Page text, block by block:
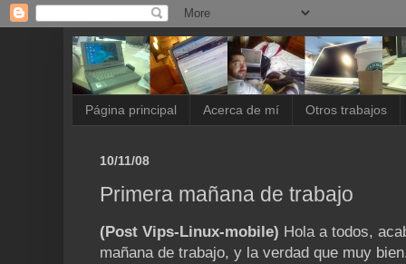
Página principal Acerca de mí Otros trabajos
10/11/08
Primera mañana de trabajo
(Post Vips-Linux-mobile) Hola a todos,
mañana de trabajo, y la verdad que muy